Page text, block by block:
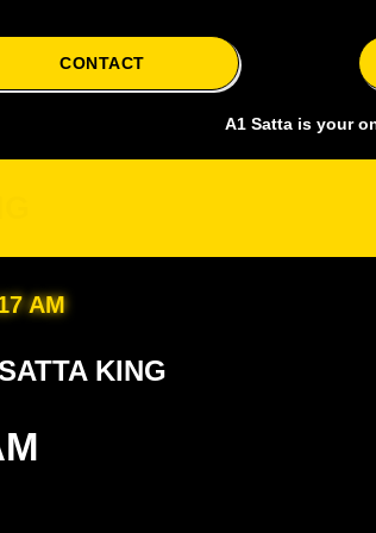
CONTACT
A1 Satta is your one-
AM
KING